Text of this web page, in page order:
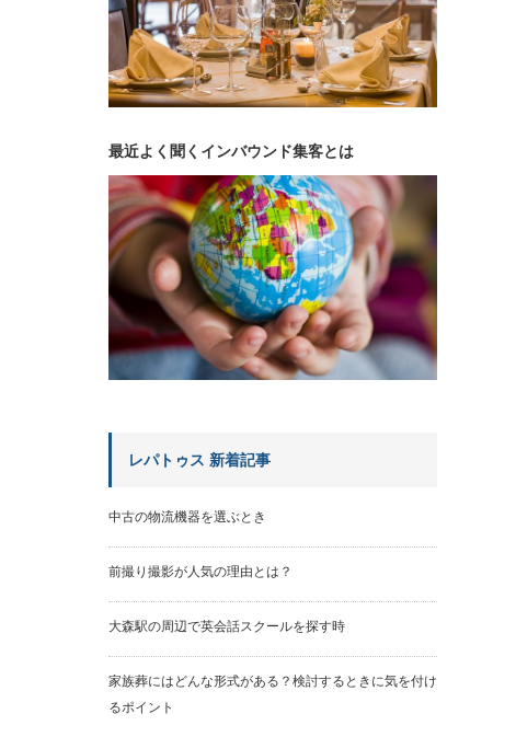
最近よく聞くインバウンド集客とは
レパトゥス 新着記事
中古の物流機器を選ぶとき
前撮り撮影が人気の理由とは？
大森駅の周辺で英会話スクールを探す時
家族葬にはどんな形式がある？検討するときに気を付け
るポイント